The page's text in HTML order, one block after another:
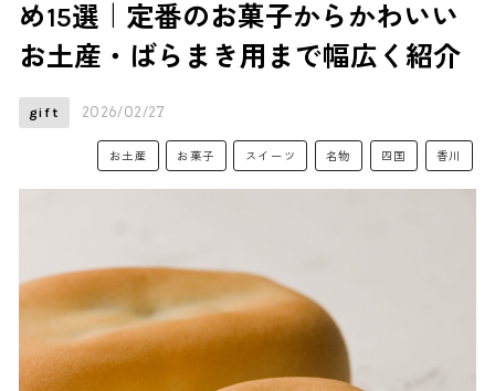
め15選｜定番のお菓子からかわいい
お土産・ばらまき用まで幅広く紹介
gift 2026/02/27
お土産 お菓子 スイーツ 名物 四国 香川